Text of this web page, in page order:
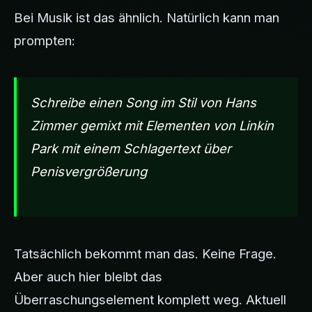
Bei Musik ist das ähnlich. Natürlich kann man
prompten:
Schreibe einen Song im Stil von Hans
Zimmer gemixt mit Elementen von Linkin
Park mit einem Schlagertext über
Penisvergrößerung
Tatsächlich bekommt man das. Keine Frage.
Aber auch hier bleibt das
Überraschungselement komplett weg. Aktuell